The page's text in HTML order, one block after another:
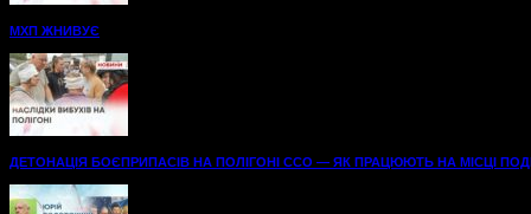
МХП ЖНИВУЄ
ДЕТОНАЦІЯ БОЄПРИПАСІВ НА ПОЛІГОНІ ССО — ЯК ПРАЦЮЮТЬ НА МІСЦІ